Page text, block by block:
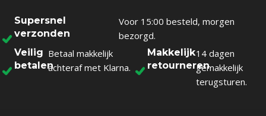
Supersnel
verzonden
Voor 15:00 besteld, morgen
bezorgd.
Veilig
betalen
Betaal makkelijk
achteraf met Klarna.
Makkelijk
retourneren
14 dagen
gemakkelijk
terugsturen.